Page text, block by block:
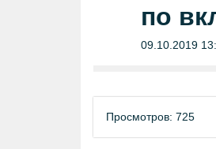
по
09.10.2019
Просмотров: 725